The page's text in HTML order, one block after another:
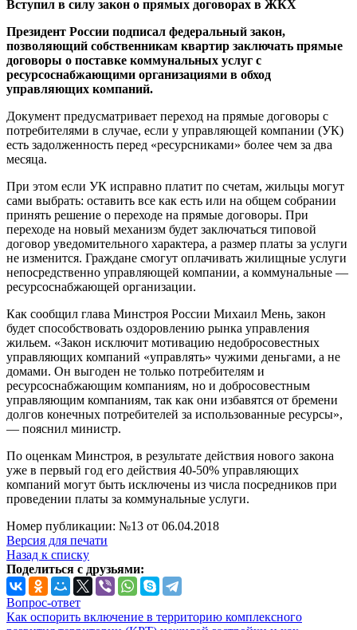
Вступил в силу закон о прямых договорах в ЖКХ
Президент России подписал федеральный закон,
позволяющий собственникам квартир заключать прямые
договоры о поставке коммунальных услуг с
ресурсоснабжающими организациями в обход
управляющих компаний.
Документ предусматривает переход на прямые договоры с
потребителями в случае, если у управляющей компании (УК)
есть задолженность перед «ресурсниками» более чем за два
месяца.
При этом если УК исправно платит по счетам, жильцы могут
сами выбрать: оставить все как есть или на общем собрании
принять решение о переходе на прямые договоры. При
переходе на новый механизм будет заключаться типовой
договор уведомительного характера, а размер платы за услуги
не изменится. Граждане смогут оплачивать жилищные услуги
непосредственно управляющей компании, а коммунальные —
ресурсоснабжающей организации.
Как сообщил глава Минстроя России Михаил Мень, закон
будет способствовать оздоровлению рынка управления
жильем. «Закон исключит мотивацию недобросовестных
управляющих компаний «управлять» чужими деньгами, а не
домами. Он выгоден не только потребителям и
ресурсоснабжающим компаниям, но и добросовестным
управляющим компаниям, так как они избавятся от бремени
долгов конечных потребителей за использованные ресурсы»,
— пояснил министр.
По оценкам Минстроя, в результате действия нового закона
уже в первый год его действия 40-50% управляющих
компаний могут быть исключены из числа посредников при
проведении платы за коммунальные услуги.
Номер публикации: №13 от 06.04.2018
Версия для печати
Назад к списку
Поделиться с друзьями:
Вопрос-ответ
Как оспорить включение в территорию комплексного